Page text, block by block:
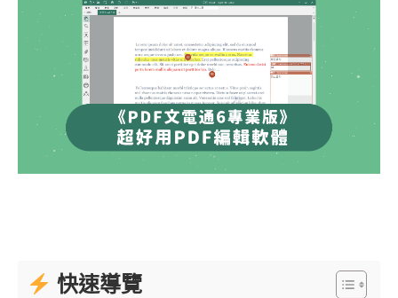
快速導覽